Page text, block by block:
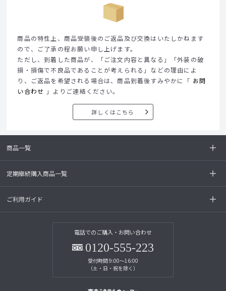
商品の特性上、商品受領後のご返品及び交換はいたしかねます
ので、ご了承の程お願い申し上げます。
ただし、到着した商品が、「ご注文内容と異なる」「外装の破
損・損傷で不良品であることが考えられる」などの理由によ
り、ご返品を希望される場合は、商品到着後すみやかに「 お問
い合わせ 」よりご連絡ください。
詳しくはこちら
商品一覧
定期継続購入商品一覧
ご利用ガイド
電話でのご購入・お問い合わせ
0120-555-223
受付時間 9:00～16:00
（土・日・祝を除く）